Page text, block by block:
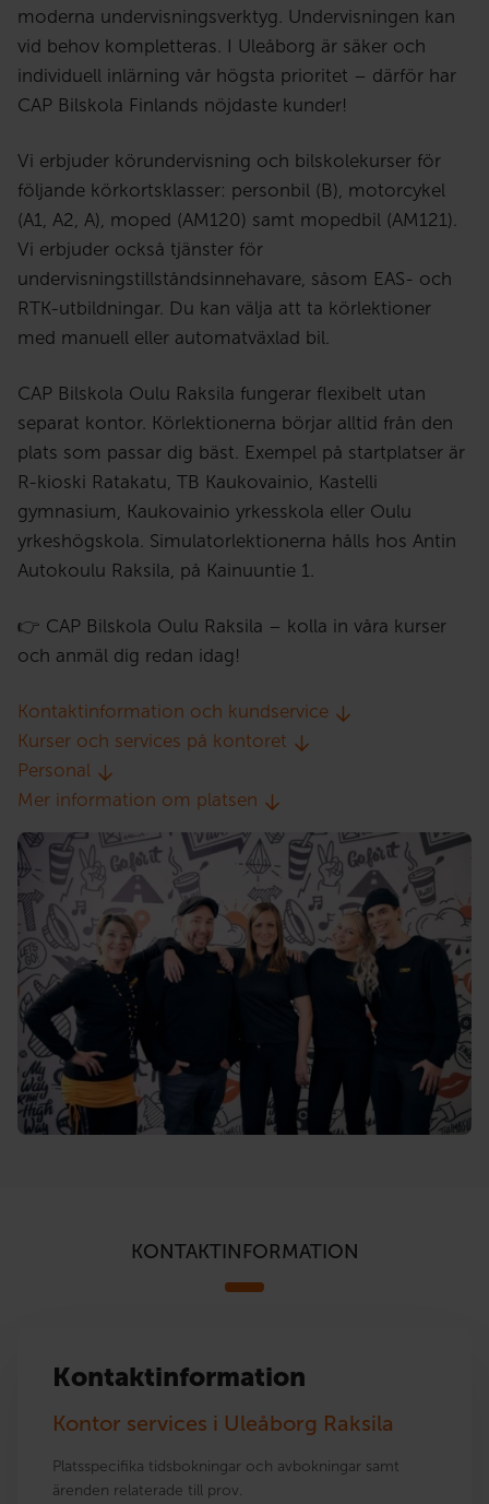
moderna undervisningsverktyg. Undervisningen kan
vid behov kompletteras. I Uleåborg är säker och
individuell inlärning vår högsta prioritet – därför har
CAP Bilskola Finlands nöjdaste kunder!
Vi erbjuder körundervisning och bilskolekurser för
följande körkortsklasser: personbil (B), motorcykel
(A1, A2, A), moped (AM120) samt mopedbil (AM121).
Vi erbjuder också tjänster för
undervisningstillståndsinnehavare, såsom EAS- och
RTK-utbildningar. Du kan välja att ta körlektioner
med manuell eller automatväxlad bil.
CAP Bilskola Oulu Raksila fungerar flexibelt utan
separat kontor. Körlektionerna börjar alltid från den
plats som passar dig bäst. Exempel på startplatser är
R-kioski Ratakatu, TB Kaukovainio, Kastelli
gymnasium, Kaukovainio yrkesskola eller Oulu
yrkeshögskola. Simulatorlektionerna hålls hos Antin
Autokoulu Raksila, på Kainuuntie 1.
👉 CAP Bilskola Oulu Raksila – kolla in våra kurser
och anmäl dig redan idag!
Kontaktinformation och kundservice
Kurser och services på kontoret
Personal
Mer information om platsen
KONTAKTINFORMATION
Kontaktinformation
Kontor services i Uleåborg Raksila
Platsspecifika tidsbokningar och avbokningar samt
ärenden relaterade till prov.